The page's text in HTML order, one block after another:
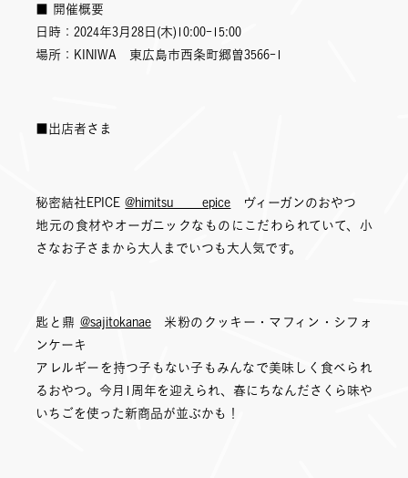
■ 開催概要
日時：2024年3月28日(木)10:00-15:00
場所：KINIWA 東広島市西条町郷曽3566-1
■出店者さま
秘密結社EPICE@himitsu____epice ヴィーガンのおやつ
地元の食材やオーガニックなものにこだわられていて、小
さなお子さまから大人までいつも大人気です。
匙と鼎 @sajitokanae米粉のクッキー・マフィン・シフォ
ンケーキ
アレルギーを持つ子もない子もみんなで美味しく食べられ
るおやつ。今月1周年を迎えられ、春にちなんださくら味や
いちごを使った新商品が並ぶかも！